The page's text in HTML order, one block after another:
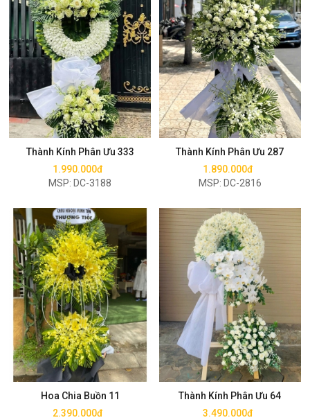
Thành Kính Phân Ưu 333
1.990.000đ
MSP: DC-3188
Mua ngay
Thành Kính Phân Ưu 287
1.890.000đ
MSP: DC-2816
Mua ngay
Hoa Chia Buồn 11
2.390.000đ
Mua ngay
Thành Kính Phân Ưu 64
3.490.000đ
Mua ngay